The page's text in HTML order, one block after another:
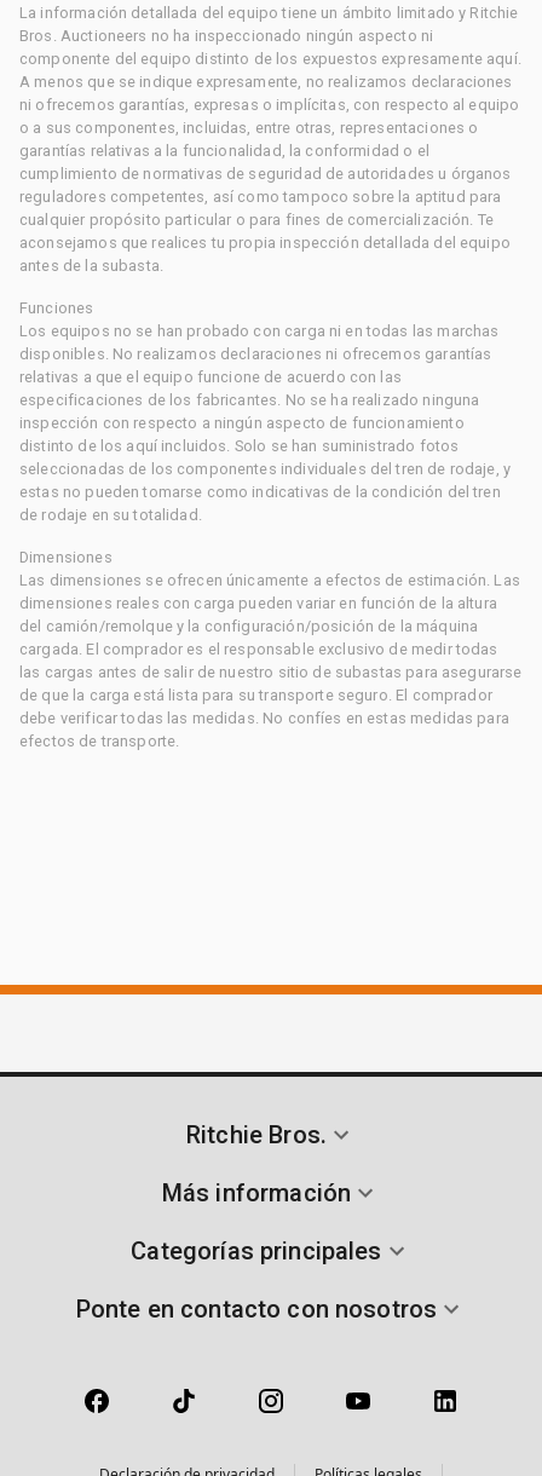
La información detallada del equipo tiene un ámbito limitado y Ritchie
Bros. Auctioneers no ha inspeccionado ningún aspecto ni
componente del equipo distinto de los expuestos expresamente aquí.
A menos que se indique expresamente, no realizamos declaraciones
ni ofrecemos garantías, expresas o implícitas, con respecto al equipo
o a sus componentes, incluidas, entre otras, representaciones o
garantías relativas a la funcionalidad, la conformidad o el
cumplimiento de normativas de seguridad de autoridades u órganos
reguladores competentes, así como tampoco sobre la aptitud para
cualquier propósito particular o para fines de comercialización. Te
aconsejamos que realices tu propia inspección detallada del equipo
antes de la subasta.
Funciones
Los equipos no se han probado con carga ni en todas las marchas
disponibles. No realizamos declaraciones ni ofrecemos garantías
relativas a que el equipo funcione de acuerdo con las
especificaciones de los fabricantes. No se ha realizado ninguna
inspección con respecto a ningún aspecto de funcionamiento
distinto de los aquí incluidos. Solo se han suministrado fotos
seleccionadas de los componentes individuales del tren de rodaje, y
estas no pueden tomarse como indicativas de la condición del tren
de rodaje en su totalidad.
Dimensiones
Las dimensiones se ofrecen únicamente a efectos de estimación. Las
dimensiones reales con carga pueden variar en función de la altura
del camión/remolque y la configuración/posición de la máquina
cargada. El comprador es el responsable exclusivo de medir todas
las cargas antes de salir de nuestro sitio de subastas para asegurarse
de que la carga está lista para su transporte seguro. El comprador
debe verificar todas las medidas. No confíes en estas medidas para
efectos de transporte.
Ritchie Bros.
Más información
Categorías principales
Ponte en contacto con nosotros